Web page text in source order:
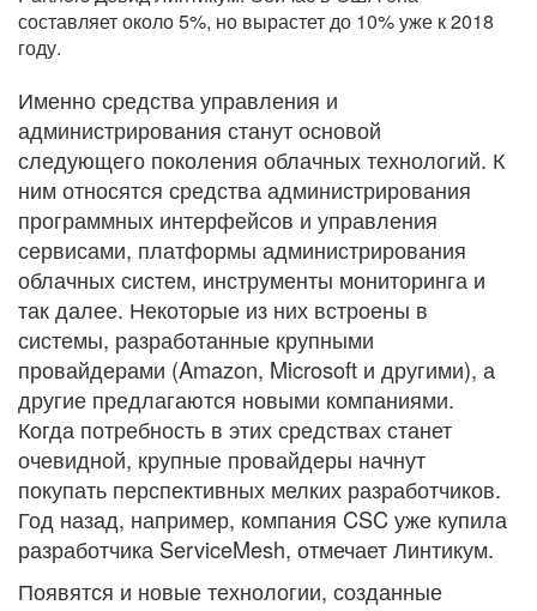
составляет около 5%, но вырастет до 10% уже к 2018
году.
Именно средства управления и
администрирования станут основой
следующего поколения облачных технологий. К
ним относятся средства администрирования
программных интерфейсов и управления
сервисами, платформы администрирования
облачных систем, инструменты мониторинга и
так далее. Некоторые из них встроены в
системы, разработанные крупными
провайдерами (Amazon, Microsoft и другими), а
другие предлагаются новыми компаниями.
Когда потребность в этих средствах станет
очевидной, крупные провайдеры начнут
покупать перспективных мелких разработчиков.
Год назад, например, компания CSC уже купила
разработчика ServiceMesh, отмечает Линтикум.
Появятся и новые технологии, созданные